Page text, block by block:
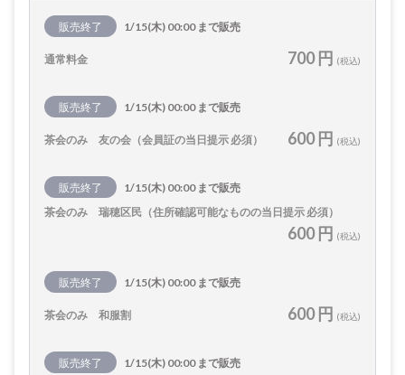
販売終了 1/15(木) 00:00 まで販売
通常料金 700 円 (税込)
販売終了 1/15(木) 00:00 まで販売
茶会のみ 友の会（会員証の当日提示 必須） 600 円 (税込)
販売終了
1/15(木) 00:00 まで販売
茶会のみ 瑞穂区民（住所確認可能なものの当日提示 必須）
600 円 (税込)
販売終了 1/15(木) 00:00 まで販売
茶会のみ 和服割 600 円 (税込)
販売終了 1/15(木) 00:00 まで販売